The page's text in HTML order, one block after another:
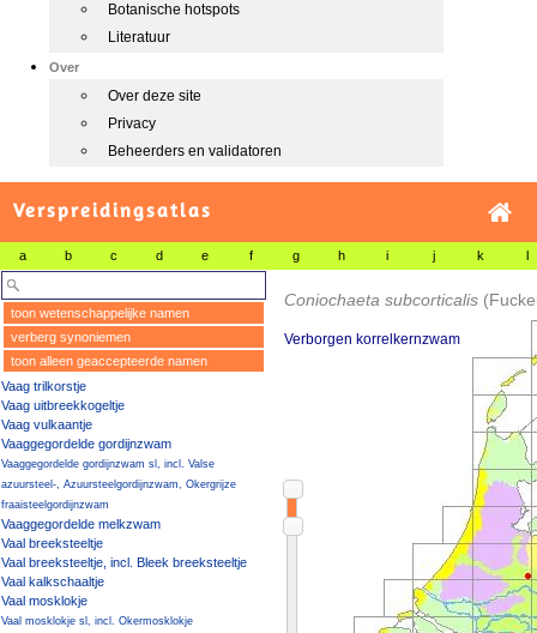
Botanische hotspots
Literatuur
Over
Over deze site
Privacy
Beheerders en validatoren
Verspreidingsatlas
a b c d e f g h i j k l
toon wetenschappelijke namen
verberg synoniemen
toon alleen geaccepteerde namen
Vaag trilkorstje
Vaag uitbreekkogeltje
Vaag vulkaantje
Vaaggegordelde gordijnzwam
Vaaggegordelde gordijnzwam sl, incl. Valse
azuursteel-, Azuursteelgordijnzwam, Okergrijze
fraaisteelgordijnzwam
Vaaggegordelde melkzwam
Vaal breeksteeltje
Vaal breeksteeltje, incl. Bleek breeksteeltje
Vaal kalkschaaltje
Vaal mosklokje
Vaal mosklokje sl, incl. Okermosklokje
Coniochaeta subcorticalis
Verborgen korrelkernzwam